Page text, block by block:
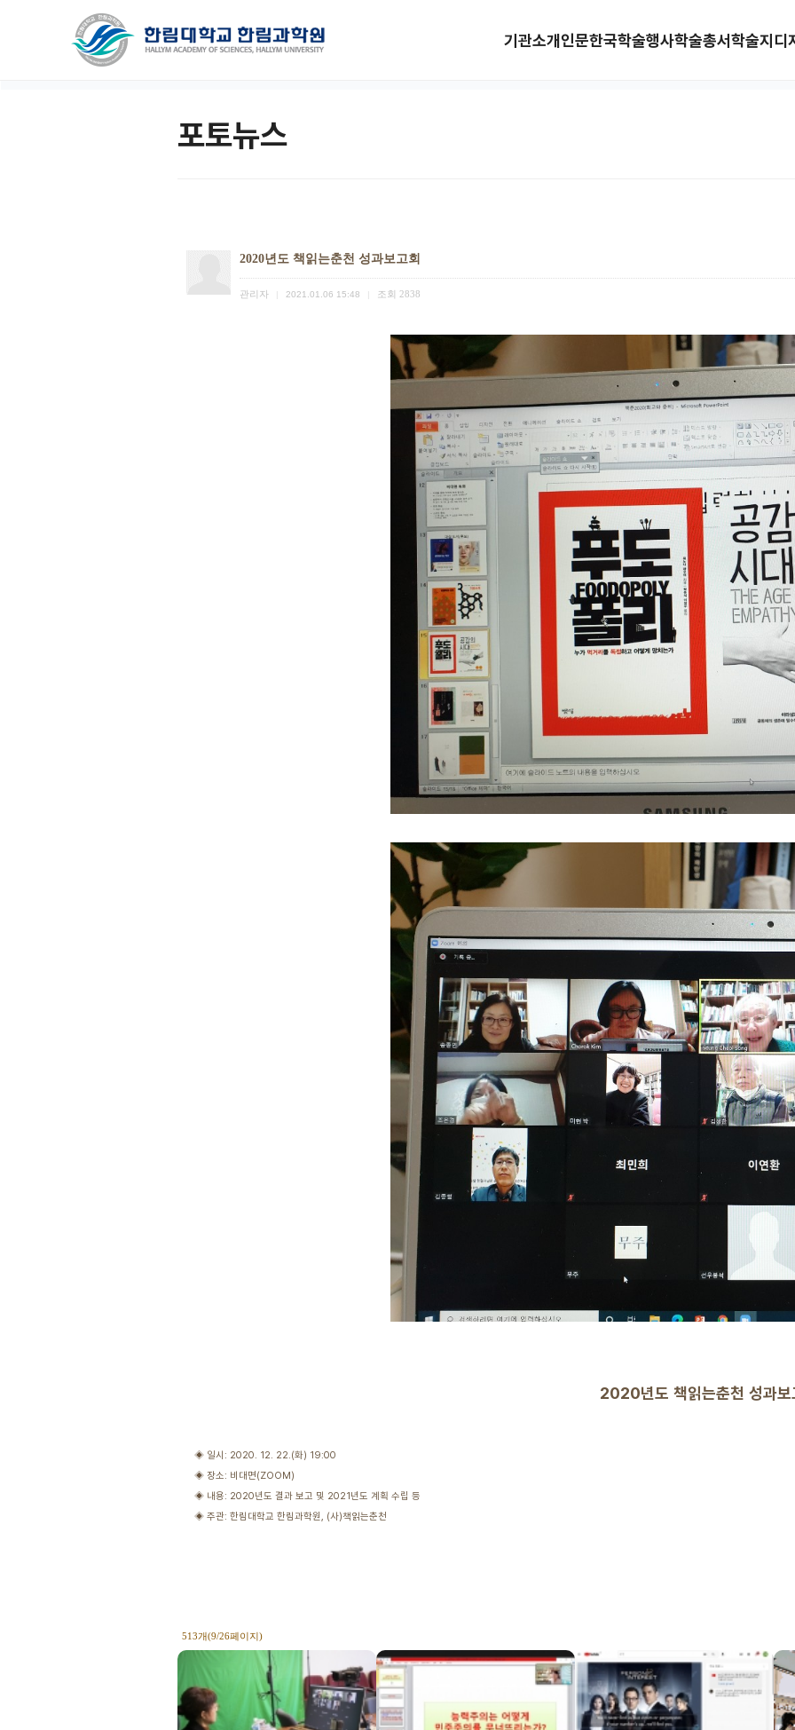
기관소개인문한국학술행사학술총서학술지디
포토뉴스
2020년도 책읽는춘천 성과보고회
관리자 2021.01.06 15:48 조회 2838
2020년도 책읽는춘천 성과보
◈ 일시: 2020. 12. 22.(화) 19:00
◈ 장소: 비대면(ZOOM)
◈ 내용: 2020년도 결과 보고 및 2021년도 계획 수립 등
◈ 주관: 한림대학교 한림과학원, (사)책읽는춘천
513개(9/26페이지)